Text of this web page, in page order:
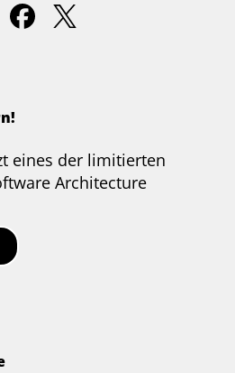
Architecture
Software
Architecture
eines der limitierten
Architecture